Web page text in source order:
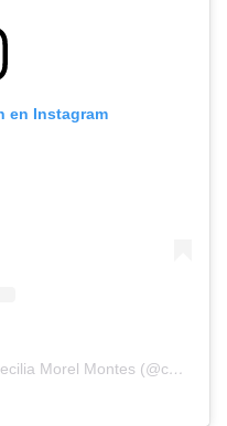
en Instagram
Una publicación compartida de Cecilia Morel Montes (@ceciliamorelm)